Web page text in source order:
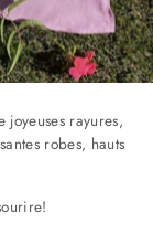
rayures,
robes, hauts